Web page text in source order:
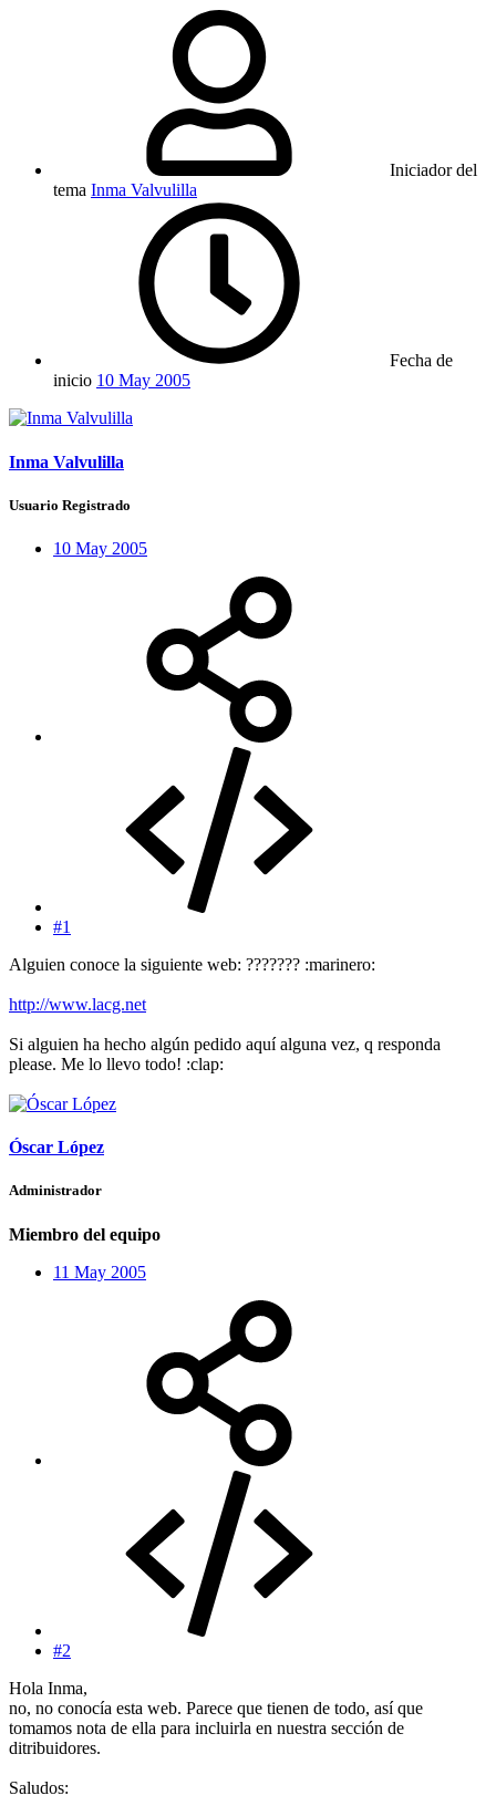
Iniciador del
tema Inma Valvulilla
Fecha de
inicio 10 May 2005
Inma Valvulilla
Usuario Registrado
10 May 2005
#1
Alguien conoce la siguiente web: ??????? :marinero:
http://www.lacg.net
Si alguien ha hecho algún pedido aquí alguna vez, q responda
please. Me lo llevo todo! :clap:
Óscar López
Administrador
Miembro del equipo
11 May 2005
#2
Hola Inma,
no, no conocía esta web. Parece que tienen de todo, así que
tomamos nota de ella para incluirla en nuestra sección de
ditribuidores.
Saludos: